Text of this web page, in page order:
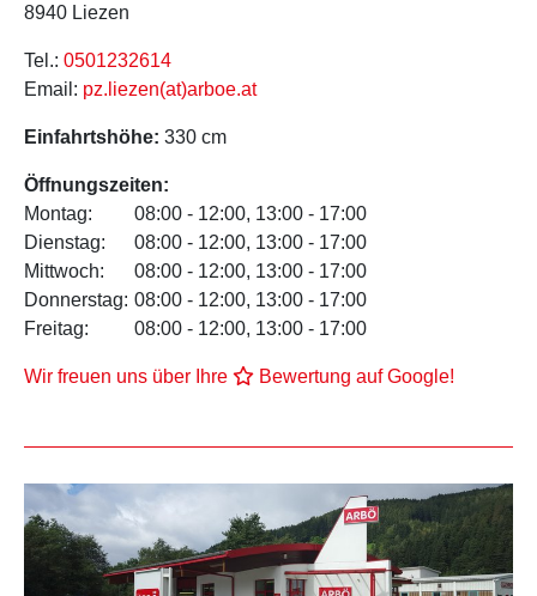
8940 Liezen
Tel.: 0501232614
Email: pz.liezen(at)arboe.at
Einfahrtshöhe: 330 cm
Öffnungszeiten:
Montag:
08:00 - 12:00, 13:00 - 17:00
Dienstag:
08:00 - 12:00, 13:00 - 17:00
Mittwoch:
08:00 - 12:00, 13:00 - 17:00
Donnerstag: 08:00 - 12:00, 13:00 - 17:00
Freitag:
08:00 - 12:00, 13:00 - 17:00
Wir freuen uns über Ihre Bewertung auf Google!